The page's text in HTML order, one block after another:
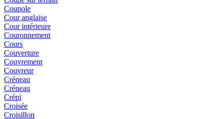
Coupole
Cour anglaise
Cour intérieure
Couronnement
Cours
Couverture
Couvrement
Couvreur
Créneau
Créneau
Crépi
Croisée
Croisillon